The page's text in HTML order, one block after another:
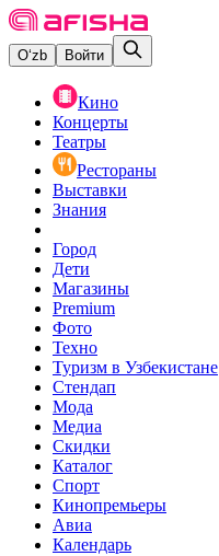
O‘zb Войти
Кино
Концерты
Театры
Рестораны
Выставки
Знания
Город
Дети
Магазины
Premium
Фото
Техно
Туризм в Узбекистане
Стендап
Мода
Медиа
Скидки
Каталог
Спорт
Кинопремьеры
Авиа
Календарь